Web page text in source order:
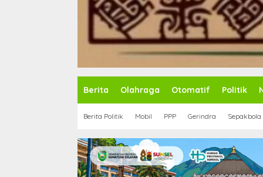
Berita Olahraga Otomatif Politik
Berita Politik Mobil PPP Gerindra Sepakbola